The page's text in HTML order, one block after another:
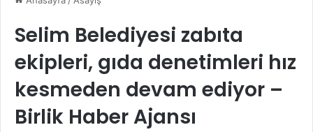
Selim Belediyesi zabıta
ekipleri, gıda denetimleri hız
kesmeden devam ediyor –
Birlik Haber Ajansı